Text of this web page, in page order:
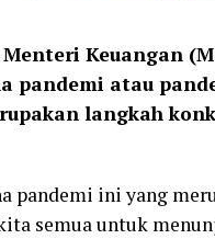
Menteri Keuangan
pandemi atau
langkah
pandemi ini yang
semua untuk